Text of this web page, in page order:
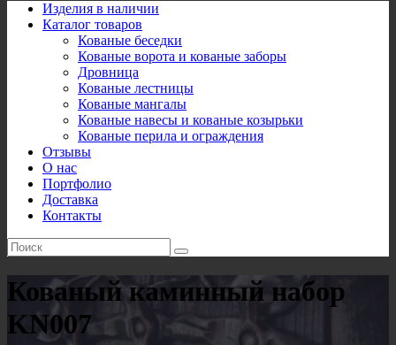
Изделия в наличии
Каталог товаров
Кованые беседки
Кованые ворота и кованые заборы
Дровница
Кованые лестницы
Кованые мангалы
Кованые навесы и кованые козырьки
Кованые перила и ограждения
Отзывы
О нас
Портфолио
Доставка
Контакты
Кованый каминный набор
KN007